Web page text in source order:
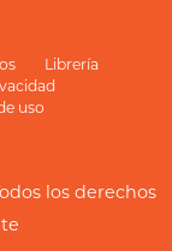
Librería
uso
los derechos